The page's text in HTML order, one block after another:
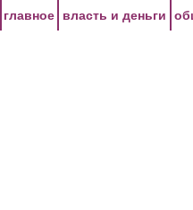
главное власть и деньги